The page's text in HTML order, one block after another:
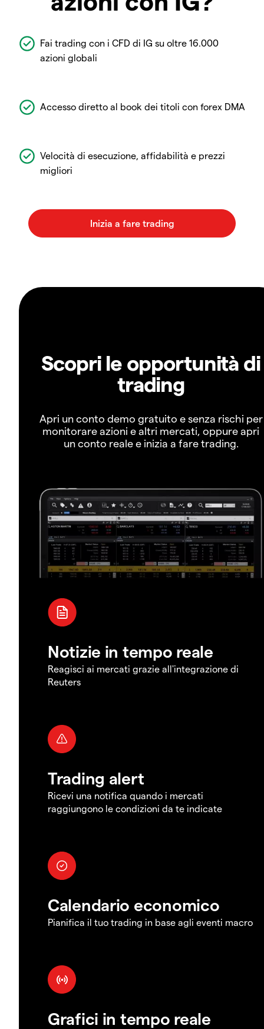
Fai trading con i CFD di IG su oltre 16.000
azioni globali
Accesso diretto al book dei titoli con forex DMA
Velocità di esecuzione, affidabilità e prezzi
migliori
Scopri le opportunità di
trading
Apri un conto demo gratuito e senza rischi per
monitorare azioni e altri mercati, oppure apri
un conto reale e inizia a fare trading.
Notizie in tempo reale
Reagisci ai mercati grazie all'integrazione di
Reuters
Trading alert
Ricevi una notifica quando i mercati
raggiungono le condizioni da te indicate
Calendario economico
Pianifica il tuo trading in base agli eventi macro
Grafici in tempo reale